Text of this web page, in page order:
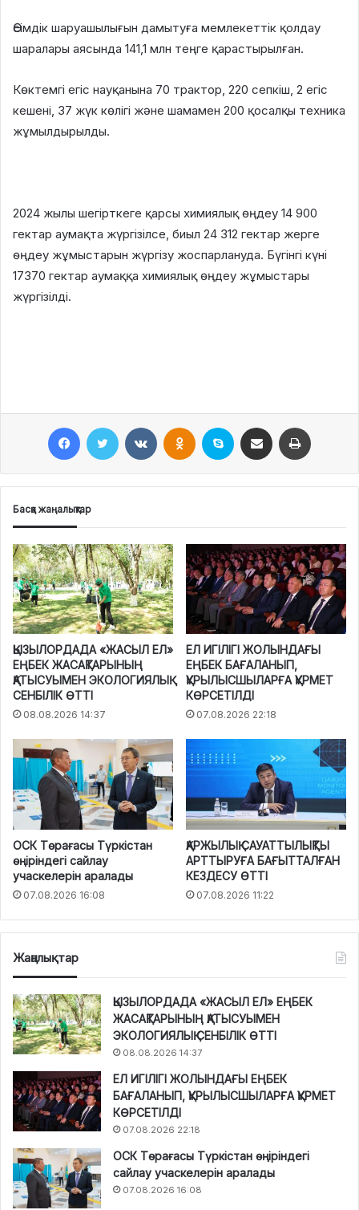
Өсімдік шаруашылығын дамытуға мемлекеттік қолдау
шаралары аясында 141,1 млн теңге қарастырылған.
Көктемгі егіс науқанына 70 трактор, 220 сепкіш, 2 егіс
кешені, 37 жүк көлігі және шамамен 200 қосалқы техника
жұмылдырылды.
2024 жылы шегірткеге қарсы химиялық өңдеу 14 900
гектар аумақта жүргізілсе, биыл 24 312 гектар жерге
өңдеу жұмыстарын жүргізу жоспарлануда. Бүгінгі күні
17370 гектар аумаққа химиялық өңдеу жұмыстары
жүргізілді.
Басқа жаңалықтар
ҚЫЗЫЛОРДАДА «ЖАСЫЛ ЕЛ»
ЕҢБЕК ЖАСАҚТАРЫНЫҢ
ҚАТЫСУЫМЕН ЭКОЛОГИЯЛЫҚ
СЕНБІЛІК ӨТТІ
08.08.2026 14:37
ЕЛ ИГІЛІГІ ЖОЛЫНДАҒЫ
ЕҢБЕК БАҒАЛАНЫП,
ҚҰРЫЛЫСШЫЛАРҒА ҚҰРМЕТ
КӨРСЕТІЛДІ
07.08.2026 22:18
ОСК Төрағасы Түркістан
өңіріндегі сайлау
учаскелерін аралады
07.08.2026 16:08
ҚАРЖЫЛЫҚ САУАТТЫЛЫҚТЫ
АРТТЫРУҒА БАҒЫТТАЛҒАН
КЕЗДЕСУ ӨТТІ
07.08.2026 11:22
Жаңалықтар
ҚЫЗЫЛОРДАДА «ЖАСЫЛ ЕЛ» ЕҢБЕК
ЖАСАҚТАРЫНЫҢ ҚАТЫСУЫМЕН
ЭКОЛОГИЯЛЫҚ СЕНБІЛІК ӨТТІ
08.08.2026 14:37
ЕЛ ИГІЛІГІ ЖОЛЫНДАҒЫ ЕҢБЕК
БАҒАЛАНЫП, ҚҰРЫЛЫСШЫЛАРҒА ҚҰРМЕТ
КӨРСЕТІЛДІ
07.08.2026 22:18
ОСК Төрағасы Түркістан өңіріндегі
сайлау учаскелерін аралады
07.08.2026 16:08